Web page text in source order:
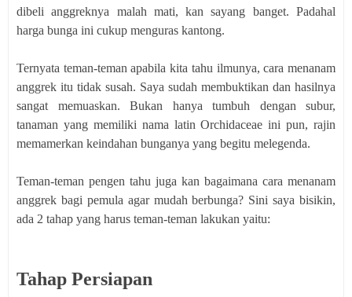
dibeli anggreknya malah mati, kan sayang banget. Padahal
harga bunga ini cukup menguras kantong.
Ternyata teman-teman apabila kita tahu ilmunya, cara menanam
anggrek itu tidak susah. Saya sudah membuktikan dan hasilnya
sangat memuaskan. Bukan hanya tumbuh dengan subur,
tanaman yang memiliki nama latin Orchidaceae ini pun, rajin
memamerkan keindahan bunganya yang begitu melegenda.
Teman-teman pengen tahu juga kan bagaimana cara menanam
anggrek bagi pemula agar mudah berbunga? Sini saya bisikin,
ada 2 tahap yang harus teman-teman lakukan yaitu:
Tahap Persiapan